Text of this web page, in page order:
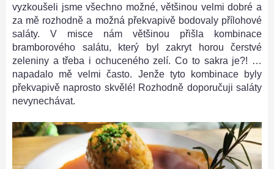
vyzkoušeli jsme všechno možné, většinou velmi dobré a
za mě rozhodně a možná překvapivě bodovaly přílohové
saláty. V misce nám většinou přišla kombinace
bramborového salátu, který byl zakryt horou čerstvé
zeleniny a třeba i ochuceného zelí. Co to sakra je?! …
napadalo mě velmi často. Jenže tyto kombinace byly
překvapivě naprosto skvělé! Rozhodně doporučuji saláty
nevynechávat.